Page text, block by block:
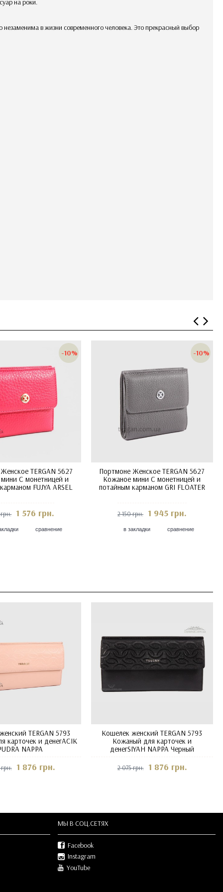
на роки.
в жизни современного человека. Это прекрасный выбор
-10%
TERGAN 5627
С монетницей и
KAHVE ARSEL
1 945 грн.
сравнение
-10%
Портмоне Женское TERGAN 5627
Кожаное мини С монетницей и
потайным карманом KAHVE
FLOATER Коричневый
2 150 грн. 1 945 грн.
в закладки сравнение
TERGAN 5793
карточек и денегACIK
NAPPA
1 876 грн.
Кошелек женский TERGAN 5793
Кожаный для карточек и
денегSIYAH NAPPA Черный
2 075 грн. 1 876 грн.
МЫ В СOЦ.СЕТЯХ
Facebook
Instagram
YouTube